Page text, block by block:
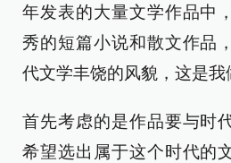
年发表的大量文学作品中
秀的短篇小说和散文作品
代文学丰饶的风貌，这是我
首先考虑的是作品要与时
希望选出属于这个时代的